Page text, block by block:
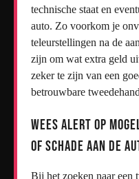
technische staat en
auto. Zo voorkom je
teleurstellingen na de
zijn om wat extra geld
zeker te zijn van een
betrouwbare
Wees alert op
of schade aan de
Bij het zoeken naar een